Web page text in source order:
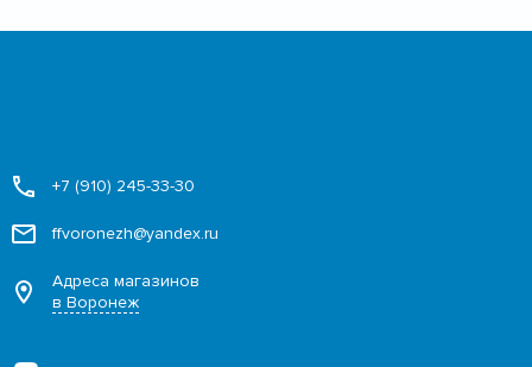
+7 (910) 245-33-30
ffvoronezh@yandex.ru
Адреса магазинов
в Воронеж